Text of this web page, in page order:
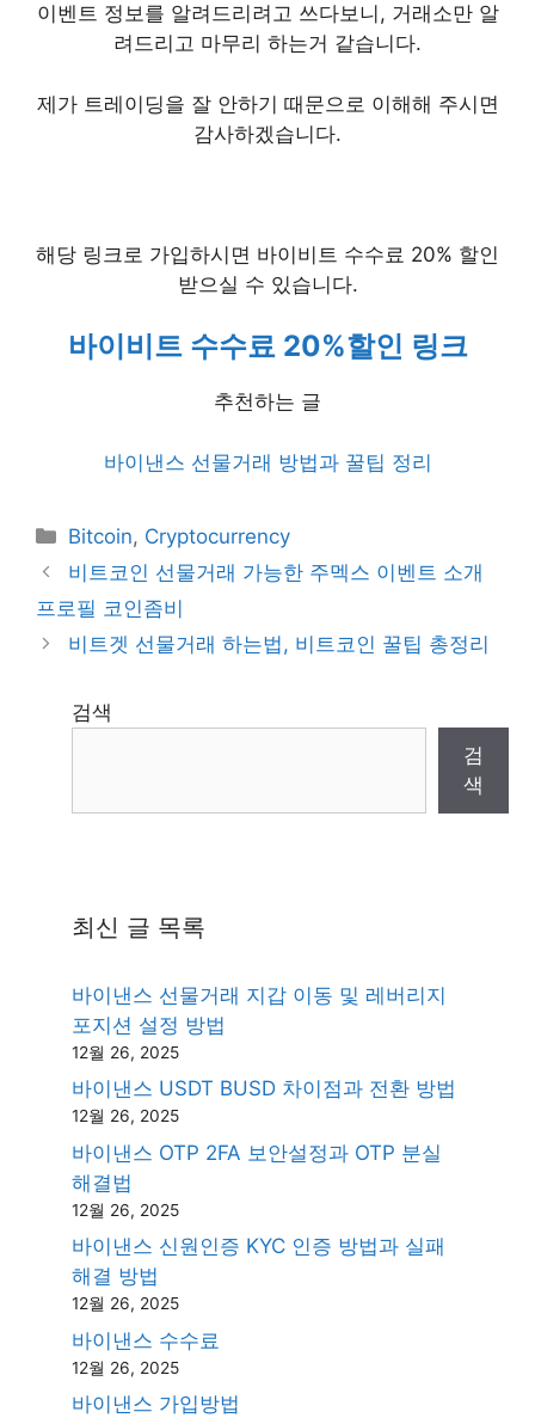
이벤트 정보를 알려드리려고 쓰다보니, 거래소만 알
려드리고 마무리 하는거 같습니다.
제가 트레이딩을 잘 안하기 때문으로 이해해 주시면
감사하겠습니다.
해당 링크로 가입하시면 바이비트 수수료 20% 할인
받으실 수 있습니다.
바이비트 수수료 20%할인 링크
추천하는 글
바이낸스 선물거래 방법과 꿀팁 정리
Categories
Bitcoin, Cryptocurrency
비트코인 선물거래 가능한 주멕스 이벤트 소개
프로필 코인좀비
비트겟 선물거래 하는법, 비트코인 꿀팁 총정리
검색
검
색
최신 글 목록
바이낸스 선물거래 지갑 이동 및 레버리지
포지션 설정 방법
12월 26, 2025
바이낸스 USDT BUSD 차이점과 전환 방법
12월 26, 2025
바이낸스 OTP 2FA 보안설정과 OTP 분실
해결법
12월 26, 2025
바이낸스 신원인증 KYC 인증 방법과 실패
해결 방법
12월 26, 2025
바이낸스 수수료
12월 26, 2025
바이낸스 가입방법